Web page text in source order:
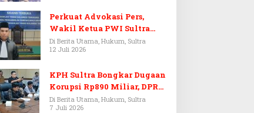
Perkuat Advokasi Pers,
Wakil Ketua PWI Sultra
Resmi Dilantik Menjadi
Advokat PERADI
Di Berita Utama, Hukum, Sultra
12 Juli 2026
KPH Sultra Bongkar Dugaan
Korupsi Rp890 Miliar, DPRD
Sultra Gelar RDP
Di Berita Utama, Hukum, Sultra
7 Juli 2026